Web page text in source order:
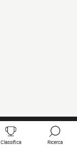
Classifica Ricerca